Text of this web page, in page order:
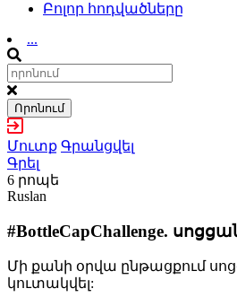
Բոլոր հոդվածները
...
Որոնում
Մուտք Գրանցվել
Գրել
6 րոպե
Ruslan
#BottleCapChallenge.
Մի քանի օրվա ընթացքում
կուտակվել: